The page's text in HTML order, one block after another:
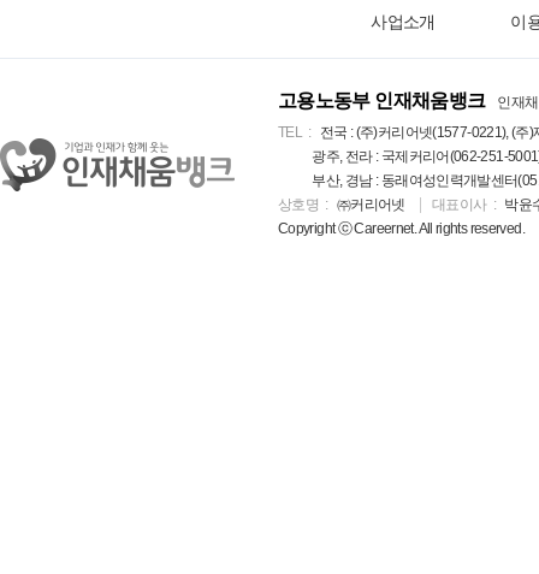
사업소개 이
고용노동부 인재채움뱅크
인재
TEL
전국 : (주)커리어넷(1577-0221), (
광주, 전라 : 국제커리어(062-251-
부산, 경남 : 동래여성인력개발센터
상호명
㈜커리어넷 대표이사
박윤
Copyright ⓒ Careernet. All rights reserved.